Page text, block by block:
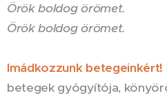
Örök boldog örömet.
Örök boldog örömet.
Imádkozzunk betegeinkért!
betegek gyógyítója,